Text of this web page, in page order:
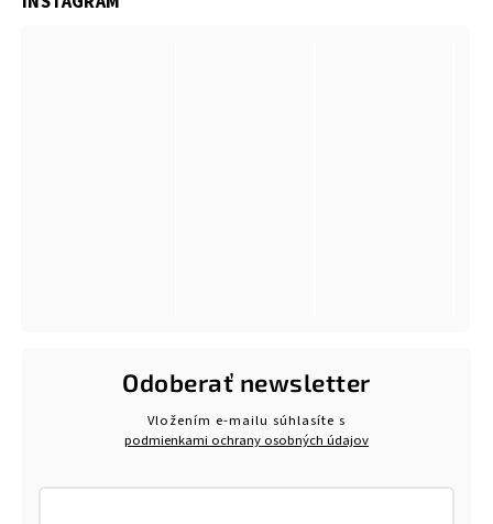
Odoberať newsletter
Vložením e-mailu súhlasíte s
podmienkami ochrany osobných údajov